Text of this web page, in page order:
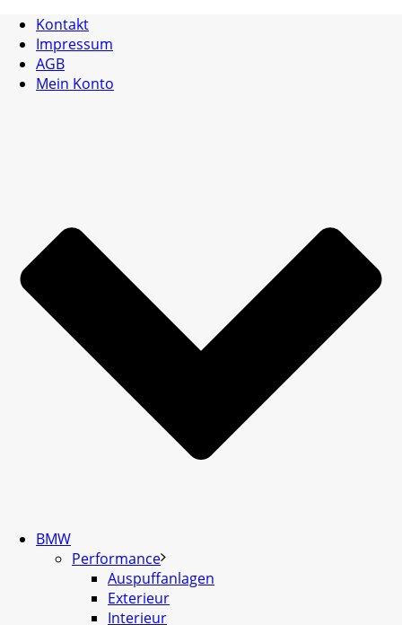
Kontakt
Impressum
AGB
Mein Konto
BMW
Performance
Auspuffanlagen
Exterieur
Interieur